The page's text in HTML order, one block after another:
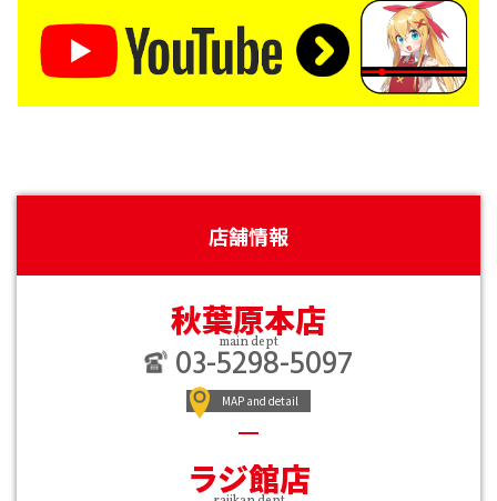
店舗情報
秋葉原本店
main dept
03-5298-5097
MAP and detail
ラジ館店